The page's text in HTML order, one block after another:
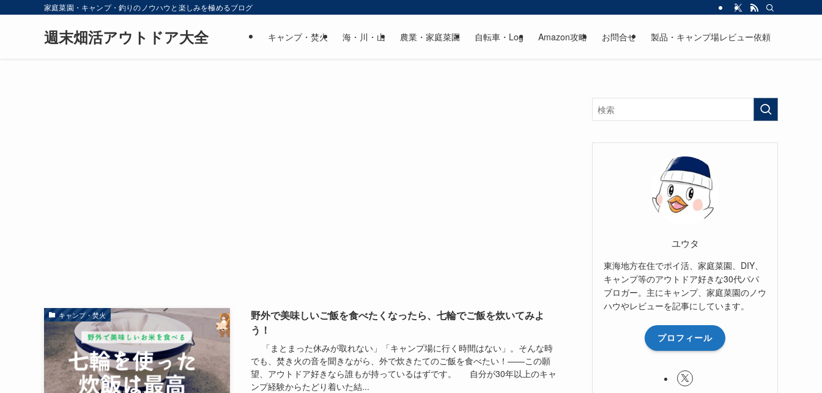
家庭菜園・キャンプ・釣りのノウハウと楽しみを極めるブログ
週末畑活アウトドア大全 キャンプ・焚火 海・川・山 農業・家庭菜園 自転車・Log Amazon攻略 お問合せ 製品・キャンプ場レビュー依頼
キャンプ・焚火
野外で美味しいご飯を食べたくなったら、七輪でご飯を炊いてみよ
う！
「まとまった休みが取れない」「キャンプ場に行く時間はない」。そんな時
でも、焚き火の音を聞きながら、外で炊きたてのご飯を食べたい！——この願
望、アウトドア好きなら誰もが持っているはずです。 自分が30年以上のキャ
ンプ経験からたどり着いた結...
ユウタ
東海地方在住でポイ活、家庭菜園、DIY、
キャンプ等のアウトドア好きな30代パパ
ブロガー。主にキャンプ、家庭菜園のノウ
ハウやレビューを記事にしています。
プロフィール